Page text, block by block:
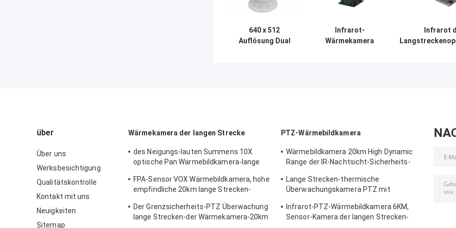
640 x 512
Auflösung Dual
Infrarot-
Wärmekamera
Infrarot
über
Über uns
Werksbesichtigung
Qualitätskontrolle
Kontakt mit uns
Neuigkeiten
Sitemap
Wärmekamera der langen Strecke
des Neigungs-lauten Summens 10X
optische Pan Wärmebildkamera-lange
FPA-Sensor VOX Wärmebildkamera, hohe
empfindliche 20km lange Strecken-
Der Grenzsicherheits-PTZ Überwachung
lange Strecken-der Wärmekamera-20km
PTZ-Wärmebildkamera
Wärmebildkamera 20km High Dynamic
Range der IR-Nachtsicht-Sicherheits-
Lange Strecken-thermische
Überwachungskamera PTZ mit
Infrarot-PTZ-Wärmebildkamera 6KM,
Sensor-Kamera der langen Strecken-